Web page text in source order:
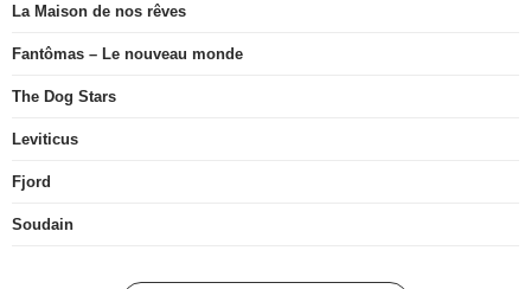
La Maison de nos rêves
Fantômas – Le nouveau monde
The Dog Stars
Leviticus
Fjord
Soudain